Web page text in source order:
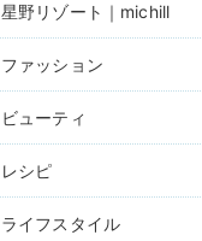
星野リゾート｜michill
ファッション
ビューティ
レシピ
ライフスタイル